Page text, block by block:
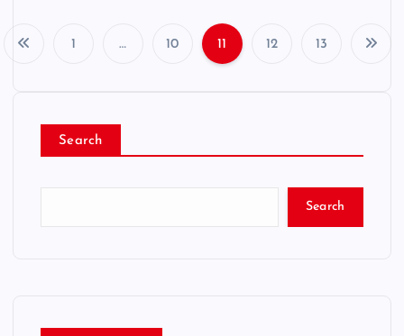
P
s
1 … 10 11 12 13
Search
Search